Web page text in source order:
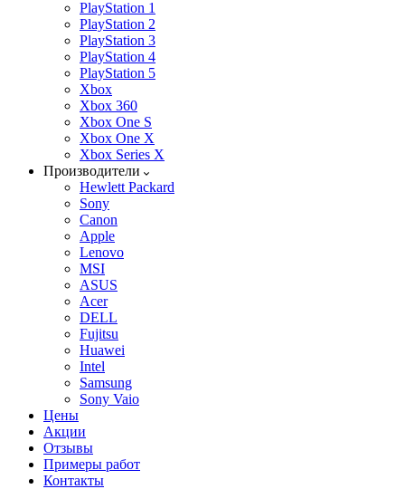
PlayStation 1
PlayStation 2
PlayStation 3
PlayStation 4
PlayStation 5
Xbox
Xbox 360
Xbox One S
Xbox One X
Xbox Series X
Производители
Hewlett Packard
Sony
Canon
Apple
Lenovo
MSI
ASUS
Acer
DELL
Fujitsu
Huawei
Intel
Samsung
Sony Vaio
Цены
Акции
Отзывы
Примеры работ
Контакты